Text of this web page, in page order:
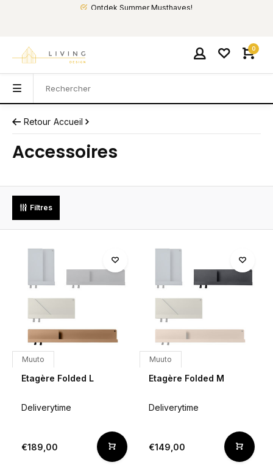
Ontdek Summer Musthaves!
0
Retour Accueil
Accessoires
Filtres
Muuto
Etagère Folded L
Deliverytime
€189,00
Muuto
Etagère Folded M
Deliverytime
€149,00